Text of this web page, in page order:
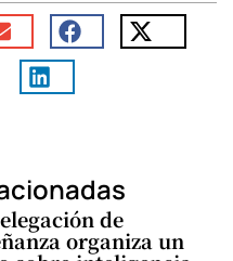
de
organiza un